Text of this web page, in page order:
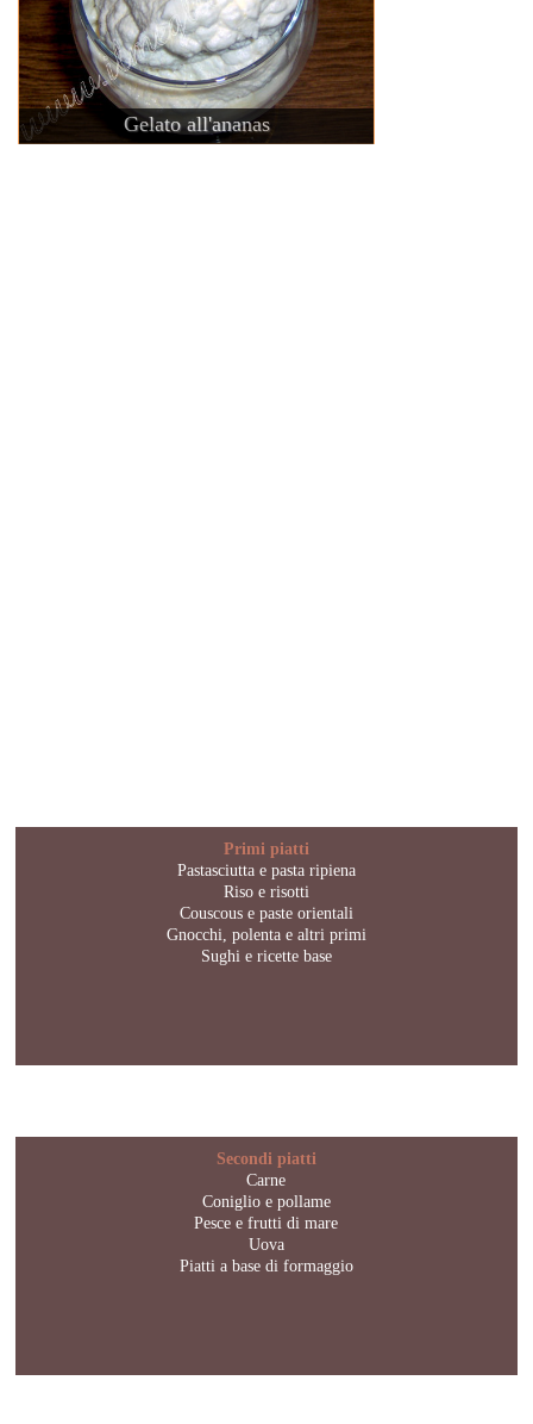
Gelato all'ananas
Primi piatti
Pastasciutta e pasta ripiena
Riso e risotti
Couscous e paste orientali
Gnocchi, polenta e altri primi
Sughi e ricette base
Secondi piatti
Carne
Coniglio e pollame
Pesce e frutti di mare
Uova
Piatti a base di formaggio